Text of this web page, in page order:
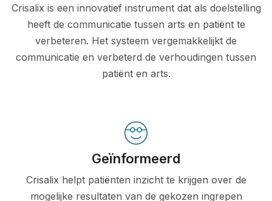
Crisalix is een innovatief instrument dat als doelstelling
heeft de communicatie tussen arts en patiënt te
verbeteren. Het systeem vergemakkelijkt de
communicatie en verbeterd de verhoudingen tussen
patiënt en arts.
Geïnformeerd
Crisalix helpt patiënten inzicht te krijgen over de
mogelijke resultaten van de gekozen ingrepen